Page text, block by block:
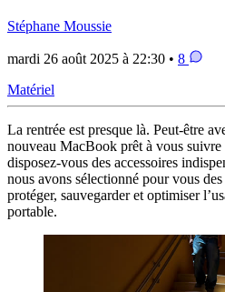
Stéphane Moussie
mardi 26 août 2025 à 22:30 • 8
Matériel
La rentrée est presque là. Peut-être
nouveau MacBook prêt à vous
disposez-vous des accessoires
nous avons sélectionné pour vous
protéger, sauvegarder et optimiser
portable.